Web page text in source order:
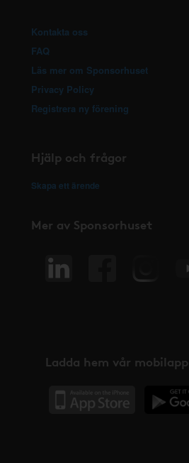
Kontakta oss
FAQ
Läs mer om Sponsorhuset
Privacy Policy
Registrera ny förening
Hjälp och frågor
Skapa ett ärende
Mer av Sponsorhuset
Ladda hem vår mobilapp